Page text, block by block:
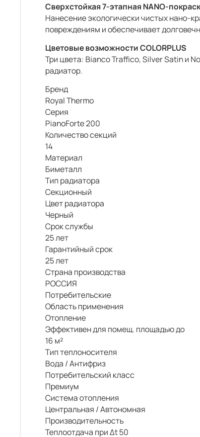
Сверхстойкая 7-этапная NANO-
Нанесение экологически чистых нано-
повреждениям и обеспечивает
Цветовые возможности COLORPLUS
Три цвета: Bianco Traffico, Silver Satin и
радиатор.
Бренд
Royal Thermo
Серия
PianoForte 200
Количество секций
14
Материал
Биметалл
Тип радиатора
Секционный
Цвет радиатора
Черный
Срок службы
25 лет
Гарантийный срок
25 лет
Страна производства
РОССИЯ
Потребительские
Область применения
Отопление
Эффективен для помещ. площадью до
16 м²
Тип теплоносителя
Вода / Антифриз
Потребительский класс
Премиум
Система отопления
Центральная / Автономная
Производительность
Теплоотдача при Δt 50